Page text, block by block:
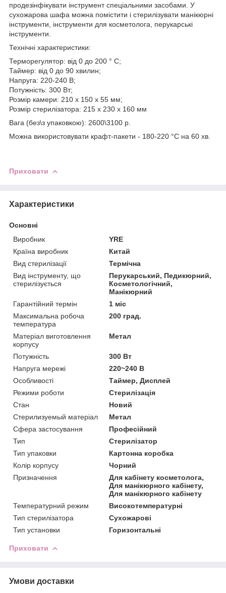
продезінфікувати інструмент спеціальними засобами. У
сухожарова шафа можна помістити і стерилізувати манікюрні
інструменти, інструменти для косметолога, перукарські
інструменти.
Технічні характеристики:
Терморегулятор: від 0 до 200 ° C;
Таймер: від 0 до 90 хвилин;
Напруга: 220-240 В;
Потужність: 300 Вт;
Розмір камери: 210 х 150 х 55 мм;
Розмір стерилізатора: 215 x 230 x 160 мм
Вага (без\з упаковкою): 2600\3100 р.
Можна використовувати крафт-пакети - 180-220 °C на 60 хв.
Приховати
Характеристики
Основні
Виробник
YRE
Країна виробник
Китай
Вид стерилізації
Термічна
Вид інструменту, що
стерилізується
Перукарський, Педикюрний,
Косметологічний,
Манікюрний
Гарантійний термін
1 міс
Максимальна робоча
температура
200 град.
Матеріал виготовлення
корпусу
Метал
Потужність
300 Вт
Напруга мережі
220~240 В
Особливості
Таймер, Дисплей
Режими роботи
Стерилізація
Стан
Новий
Стерилизуемый матеріал
Метал
Сфера застосування
Професійний
Тип
Стерилізатор
Тип упаковки
Картонна коробка
Колір корпусу
Чорний
Призначення
Для кабінету косметолога,
Для манікюрного кабінету,
Для манікюрного кабінету
Температурний режим
Високотемпературні
Тип стерилізатора
Сухожарові
Тип установки
Горизонтальні
Приховати
Умови доставки